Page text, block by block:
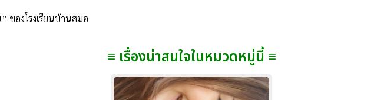
ของโรงเรียนบ้านสมอ
≡ เรื่องน่าสนใจในหมวดหมู่นี้ ≡